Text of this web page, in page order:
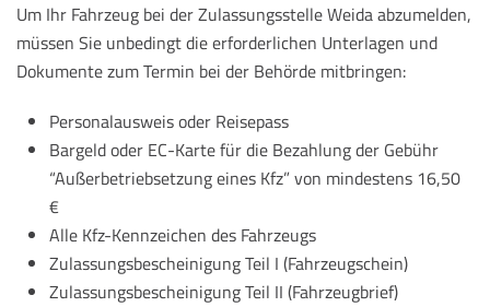
Um Ihr Fahrzeug bei der Zulassungsstelle Weida abzumelden,
müssen Sie unbedingt die erforderlichen Unterlagen und
Dokumente zum Termin bei der Behörde mitbringen:
Personalausweis oder Reisepass
Bargeld oder EC-Karte für die Bezahlung der Gebühr
“Außerbetriebsetzung eines Kfz” von mindestens 16,50
€
Alle Kfz-Kennzeichen des Fahrzeugs
Zulassungsbescheinigung Teil I (Fahrzeugschein)
Zulassungsbescheinigung Teil II (Fahrzeugbrief)